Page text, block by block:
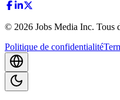
© 2026 Jobs Media Inc. Tous
Politique de confidentialité